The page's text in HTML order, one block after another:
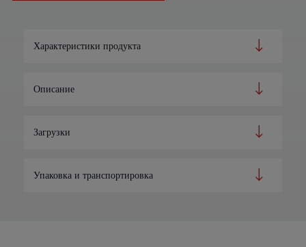
Характеристики продукта
Описание
Загрузки
Упаковка и транспортировка